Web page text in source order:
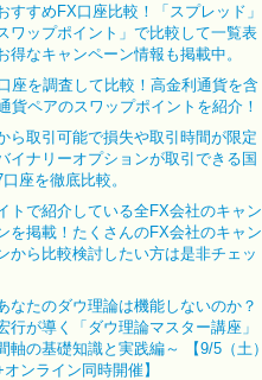
すすめFX口座比較！「スプレッド」
ワップポイント」で比較して一覧表
得なキャンペーン情報も掲載中。
座を調査して比較！高金利通貨を含
貨ペアのスワップポイントを紹介！
ら取引可能で損失や取引時間が限定
イナリーオプションが取引できる国
座を徹底比較。
トで紹介している全FX会社のキャン
を掲載！たくさんのFX会社のキャン
から比較検討したい方は是非チェッ
なたのダウ理論は機能しないのか？
行が導く「ダウ理論マスター講座」
軸の基礎知識と実践編～ 【9/5（土）
ンライン同時開催】